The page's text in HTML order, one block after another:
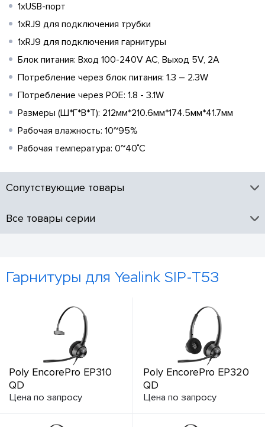
1xUSB-порт
1хRJ9 для подключения трубки
1хRJ9 для подключения гарнитуры
Блок питания: Вход 100-240V AC, Выход 5V, 2А
Потребление через блок питания: 1.3 – 2.3W
Потребление через POE: 1.8 - 3.1W
Размеры (Ш*Г*В*Т): 212мм*210.6мм*174.5мм*41.7мм
Рабочая влажность: 10~95%
Рабочая температура: 0~40˚C
Сопутствующие товары
Все товары серии
Гарнитуры для Yealink SIP-T53
Poly EncorePro EP310
QD
Цена по запросу
Poly EncorePro EP320
QD
Цена по запросу